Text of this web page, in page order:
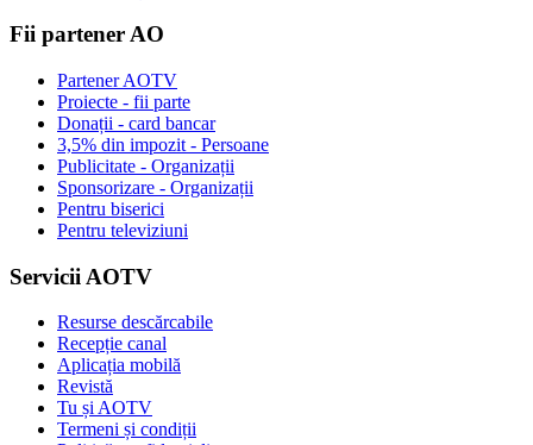
Fii partener AO
Partener AOTV
Proiecte - fii parte
Donații - card bancar
3,5% din impozit - Persoane
Publicitate - Organizații
Sponsorizare - Organizații
Pentru biserici
Pentru televiziuni
Servicii AOTV
Resurse descărcabile
Recepție canal
Aplicația mobilă
Revistă
Tu și AOTV
Termeni și condiții